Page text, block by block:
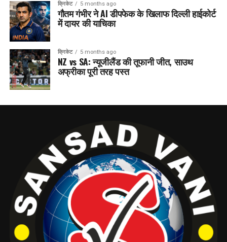
क्रिकेट 5 months ago
गौतम गंभीर ने AI डीपफेक के खिलाफ दिल्ली हाईकोर्ट
में दायर की याचिका
क्रिकेट 5 months ago
NZ vs SA: न्यूजीलैंड की तूफानी जीत, साउथ
अफ्रीका पूरी तरह पस्त